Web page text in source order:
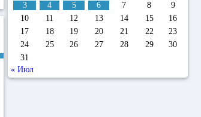
3
4 5 6 7 8
9
10
11 12 13 14 15
16
17
18 19 20 21 22
23
24
25 26 27 28 29
30
31
« Июл